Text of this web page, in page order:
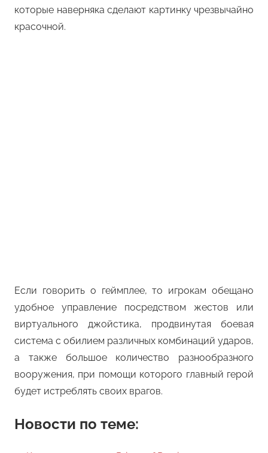
которые наверняка сделают картинку чрезвычайно
красочной.
Если говорить о геймплее, то игрокам обещано
удобное управление посредством жестов или
виртуального джойстика, продвинутая боевая
система с обилием различных комбинаций ударов,
а также большое количество разнообразного
вооружения, при помощи которого главный герой
будет истреблять своих врагов.
Новости по теме: